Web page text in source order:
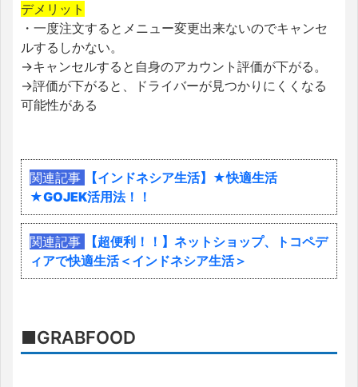
デメリット
・一度注文するとメニュー変更出来ないのでキャンセ
ルするしかない。
→キャンセルすると自身のアカウント評価が下がる。
→評価が下がると、ドライバーが見つかりにくくなる
可能性がある
関連記事
【インドネシア生活】★快適生活
★GOJEK活用法！！
関連記事
【超便利！！】ネットショップ、トコペデ
ィアで快適生活＜インドネシア生活＞
■GRABFOOD